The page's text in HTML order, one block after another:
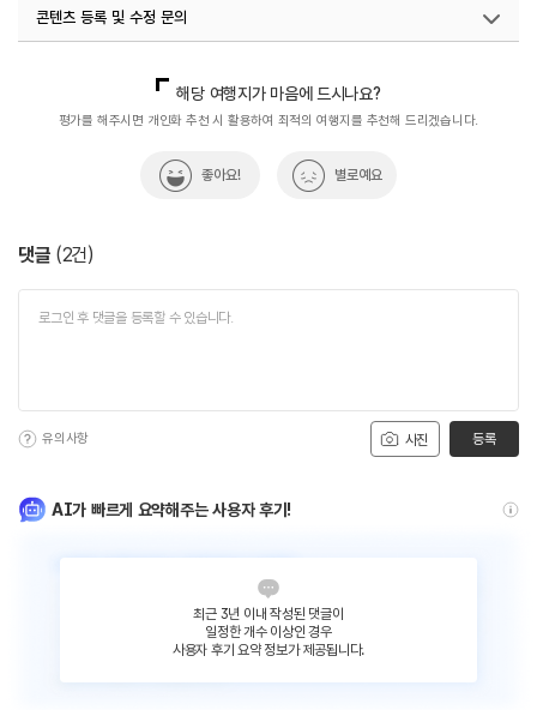
#한옥
콘텐츠 등록 및 수정 문의
쇼핑숙박팀(전통한옥)
033-738-3358
해당 여행지가 마음에 드시나요?
평가를 해주시면 개인화 추천 시 활용하여 최적의 여행지를 추천해 드리겠습니다.
좋아요! 별로예요
댓글 (2건)
사진
유의사항 등록
AI가 빠르게 요약해주는 사용자 후기!
최근 3년 이내 작성된 댓글이
일정한 개수 이상인 경우
사용자 후기 요약 정보가 제공됩니다.